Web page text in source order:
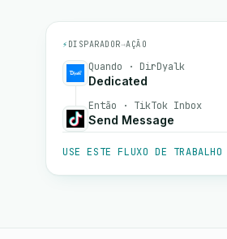
⚡ DISPARADOR→AÇÃO
Quando · DirDyalk
Dedicated
Então · TikTok Inbox
Send Message
USE ESTE FLUXO DE TRABALHO